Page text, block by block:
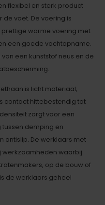
flexibel en sterk product
voet. De voering is
prettige warme voering met
een goede vochtopname.
een kunststof neus en de
is licht materiaal,
contact hittebestendig tot
zorgt voor een
demping en
antislip. De werklaars met
werkzaamheden waarbij
op de bouw of
de werklaars geheel